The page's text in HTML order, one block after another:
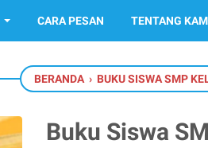
CARA PESAN TENTANG
BERANDA › BUKU SISWA SMP
Buku Siswa